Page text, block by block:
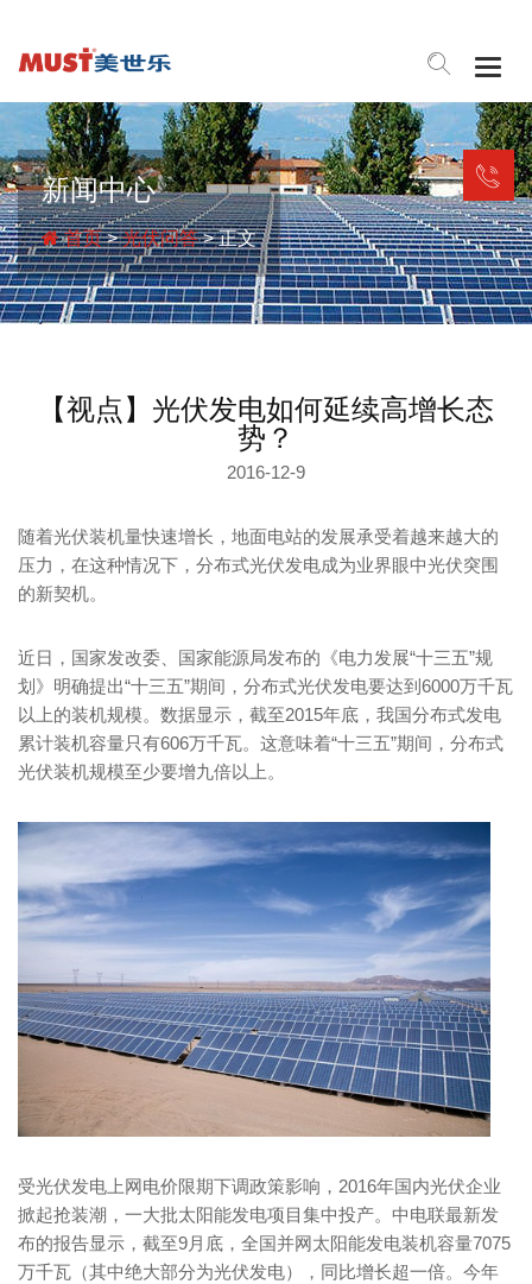
新闻中心
首页>光伏问答> 正文
【视点】光伏发电如何延续高增长态
势？
2016-12-9
随着光伏装机量快速增长，地面电站的发展承受着越来越大的
压力，在这种情况下，分布式光伏发电成为业界眼中光伏突围
的新契机。
近日，国家发改委、国家能源局发布的《电力发展“十三五”规
划》明确提出“十三五”期间，分布式光伏发电要达到6000万千瓦
以上的装机规模。数据显示，截至2015年底，我国分布式发电
累计装机容量只有606万千瓦。这意味着“十三五”期间，分布式
光伏装机规模至少要增九倍以上。
受光伏发电上网电价限期下调政策影响，2016年国内光伏企业
掀起抢装潮，一大批太阳能发电项目集中投产。中电联最新发
布的报告显示，截至9月底，全国并网太阳能发电装机容量7075
万千瓦（其中绝大部分为光伏发电），同比增长超一倍。今年